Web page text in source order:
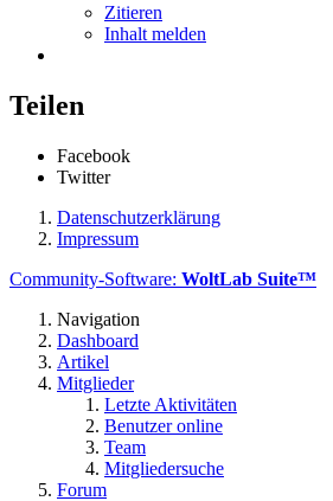
Zitieren
Inhalt melden
Teilen
Facebook
Twitter
Datenschutzerklärung
Impressum
Community-Software: WoltLab Suite™
Navigation
Dashboard
Artikel
Mitglieder
Letzte Aktivitäten
Benutzer online
Team
Mitgliedersuche
Forum